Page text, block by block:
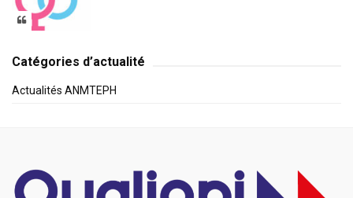
Catégories d’actualité
Actualités ANMTEPH